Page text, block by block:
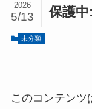
保護
2026
5/13
未分類
このコンテンツ